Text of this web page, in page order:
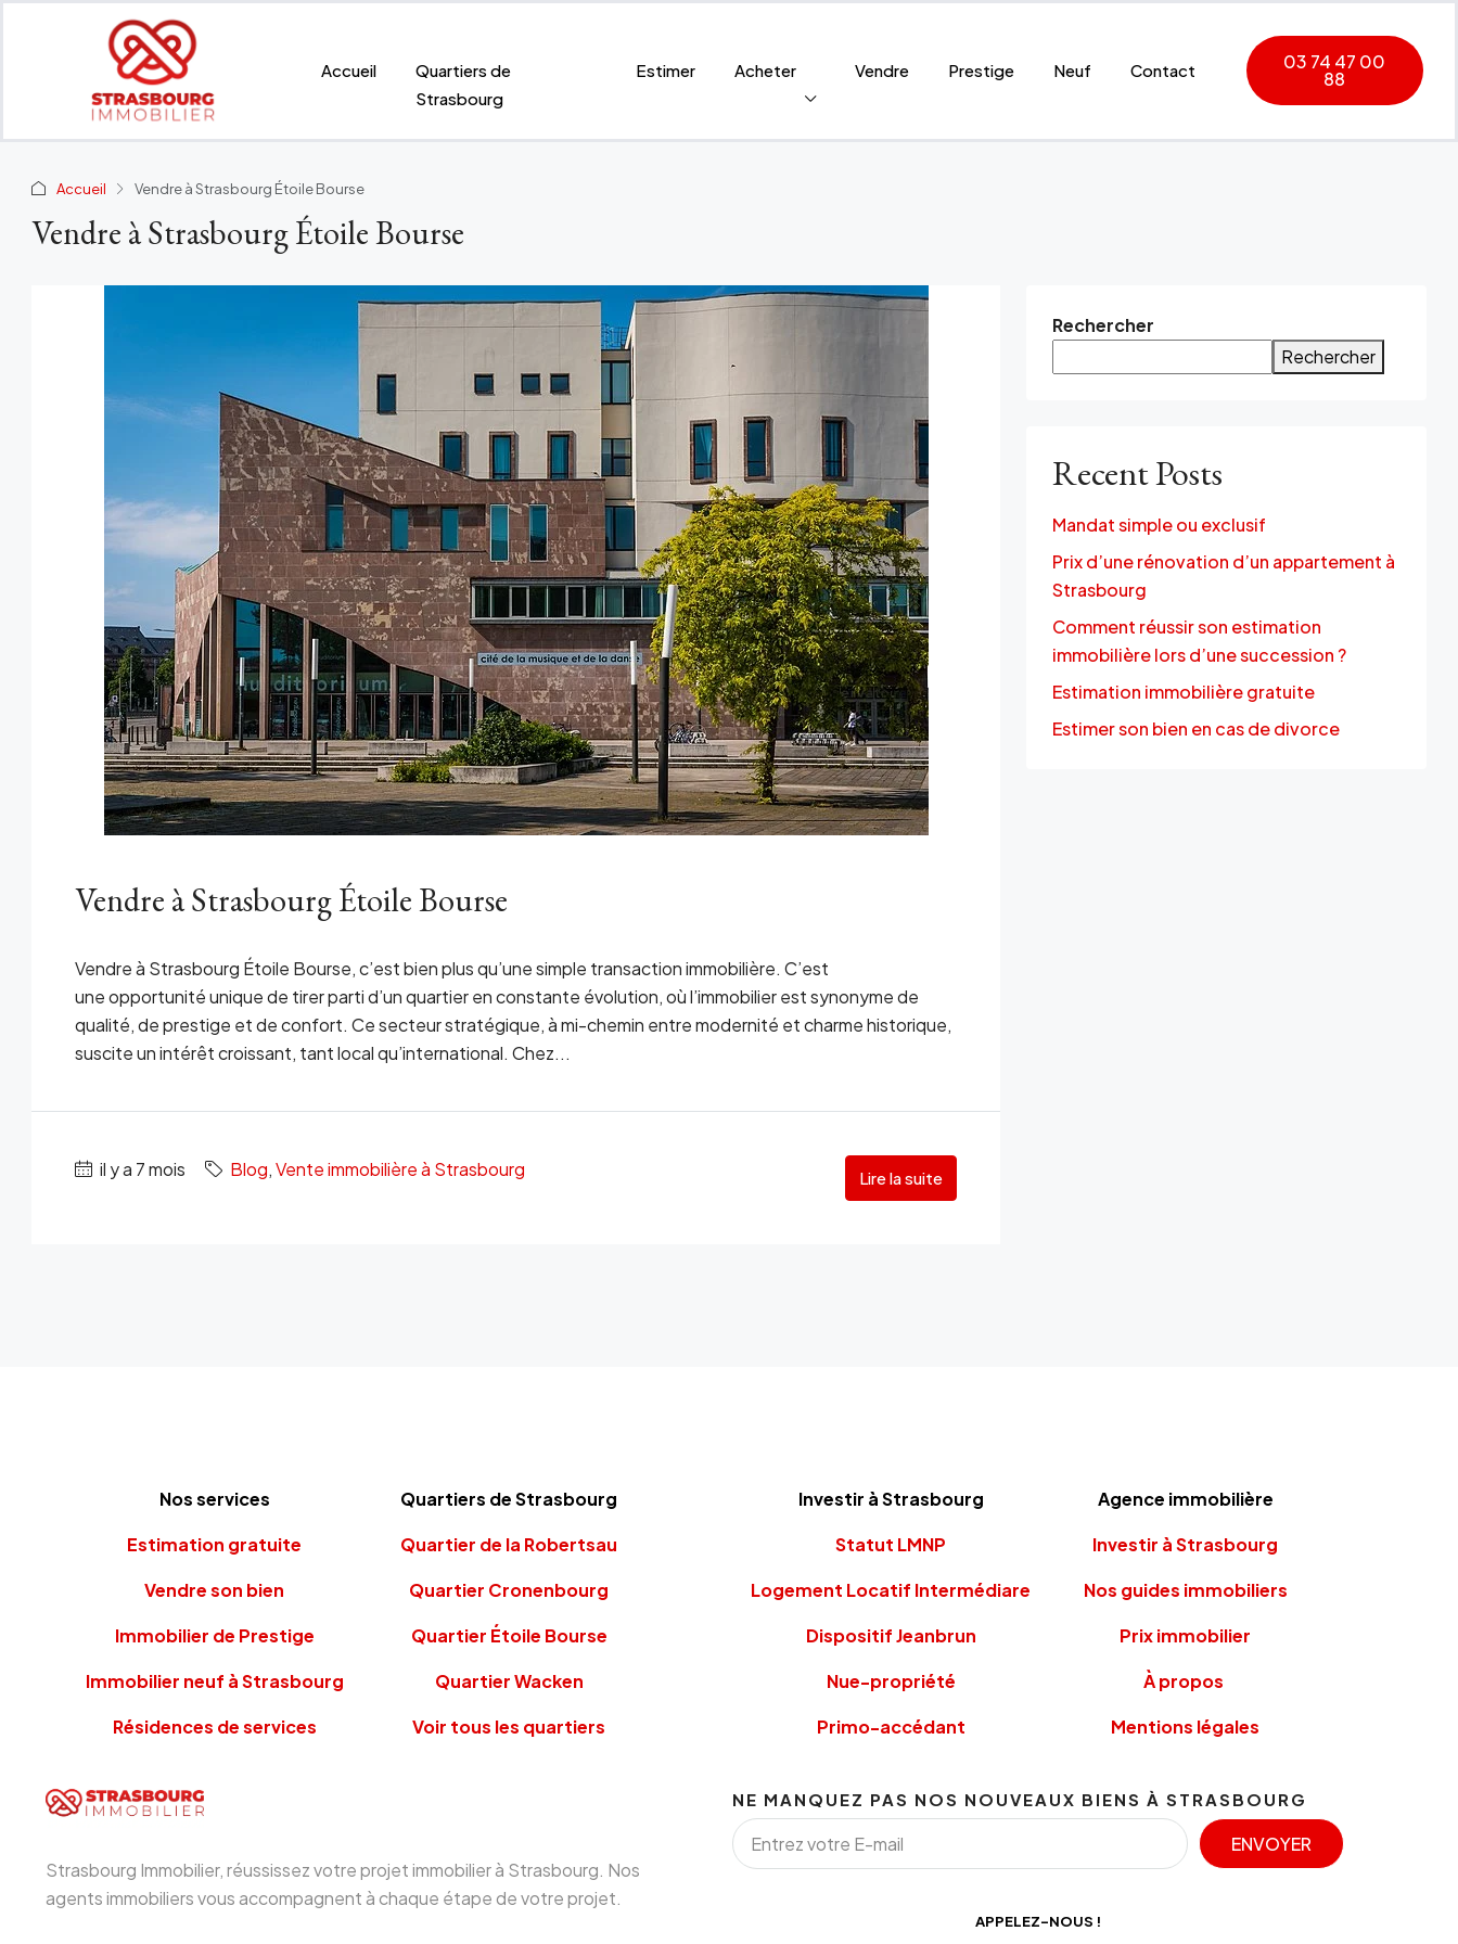
Accueil
Quartiers de
Strasbourg
Estimer Acheter Vendre Prestige Neuf Contact 03 74 47 00
88
Accueil Vendre à Strasbourg Étoile Bourse
Vendre à Strasbourg Étoile Bourse
Vendre à Strasbourg Étoile Bourse
Vendre à Strasbourg Étoile Bourse, c’est bien plus qu’une simple transaction immobilière. C’est
une opportunité unique de tirer parti d’un quartier en constante évolution, où l’immobilier est synonyme de
qualité, de prestige et de confort. Ce secteur stratégique, à mi-chemin entre modernité et charme historique,
suscite un intérêt croissant, tant local qu’international. Chez...
il y a 7 mois Blog,Vente immobilière à Strasbourg Lire la suite
Rechercher
Rechercher
Recent Posts
Mandat simple ou exclusif
Prix d’une rénovation d’un appartement à
Strasbourg
Comment réussir son estimation
immobilière lors d’une succession ?
Estimation immobilière gratuite
Estimer son bien en cas de divorce
Nos services
Estimation gratuite
Vendre son bien
Immobilier de Prestige
Immobilier neuf à Strasbourg
Résidences de services
Quartiers de Strasbourg
Quartier de la Robertsau
Quartier Cronenbourg
Quartier Étoile Bourse
Quartier Wacken
Voir tous les quartiers
Strasbourg Immobilier, réussissez votre projet immobilier à Strasbourg. Nos
agents immobiliers vous accompagnent à chaque étape de votre projet.
Investir à Strasbourg
Statut LMNP
Logement Locatif Intermédiare
Dispositif Jeanbrun
Nue-propriété
Primo-accédant
Agence immobilière
Investir à Strasbourg
Nos guides immobiliers
Prix immobilier
À propos
Mentions légales
NE MANQUEZ PAS NOS NOUVEAUX BIENS À STRASBOURG
ENVOYER
APPELEZ-NOUS !